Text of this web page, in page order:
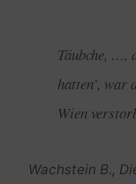
Täubche, …,
hatten’, war
Wien
Wachstein B.,